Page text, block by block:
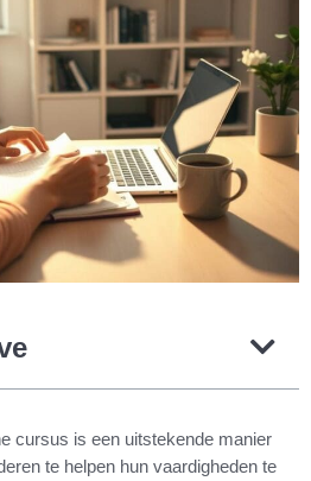
cursus is een uitstekende manier
te helpen hun vaardigheden te